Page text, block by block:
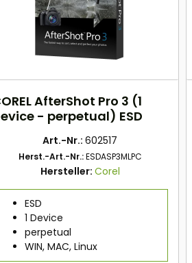
AfterShot Pro 3 (1
- perpetual) ESD
Art.-Nr.:602517
Herst.-Art.-Nr.:ESDASP3MLPC
Hersteller: Corel
ESD
1 Device
perpetual
WIN, MAC, Linux